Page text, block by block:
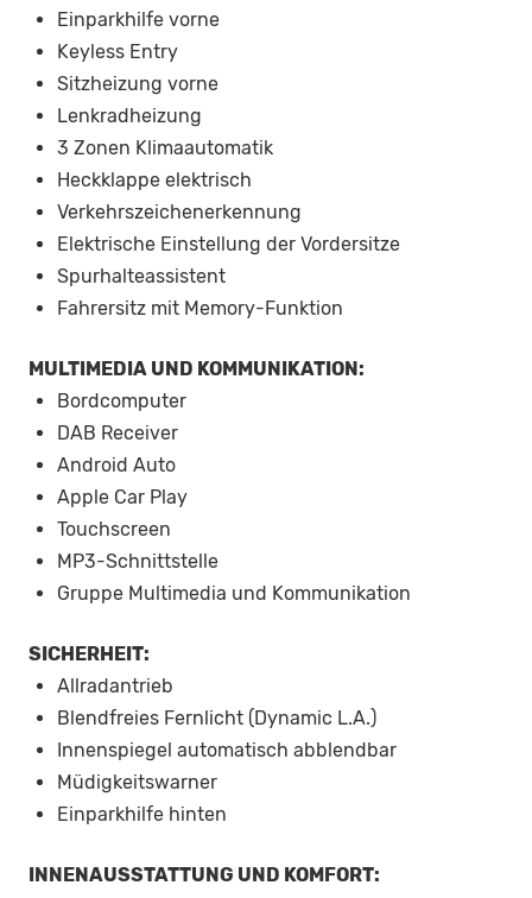
Einparkhilfe vorne
Keyless Entry
Sitzheizung vorne
Lenkradheizung
3 Zonen Klimaautomatik
Heckklappe elektrisch
Verkehrszeichenerkennung
Elektrische Einstellung der Vordersitze
Spurhalteassistent
Fahrersitz mit Memory-Funktion
MULTIMEDIA UND KOMMUNIKATION:
Bordcomputer
DAB Receiver
Android Auto
Apple Car Play
Touchscreen
MP3-Schnittstelle
Gruppe Multimedia und Kommunikation
SICHERHEIT:
Allradantrieb
Blendfreies Fernlicht (Dynamic L.A.)
Innenspiegel automatisch abblendbar
Müdigkeitswarner
Einparkhilfe hinten
INNENAUSSTATTUNG UND KOMFORT: